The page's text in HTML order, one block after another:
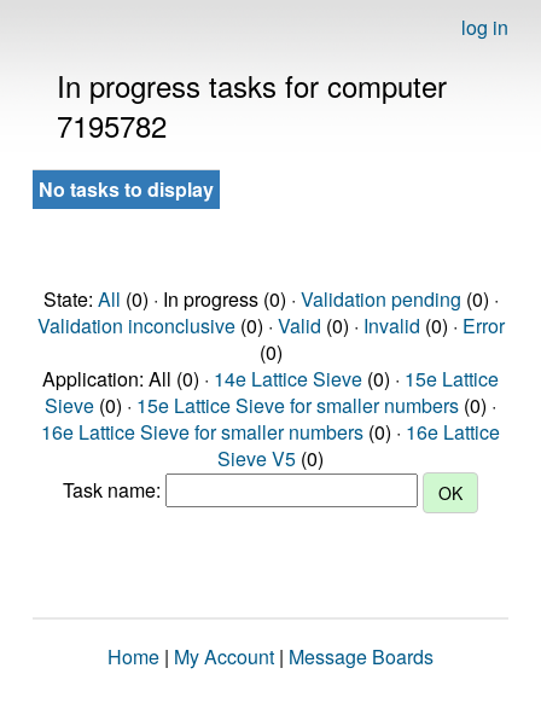
log in
In progress tasks for computer
7195782
No tasks to display
State: All (0) · In progress (0) · Validation pending (0) ·
Validation inconclusive(0) · Valid (0) · Invalid (0) · Error
(0)
Application: All (0) · 14e Lattice Sieve (0) · 15e Lattice
Sieve (0) · 15e Lattice Sieve for smaller numbers (0) ·
16e Lattice Sieve for smaller numbers (0) · 16e Lattice
Sieve V5 (0)
Task name:
Home | My Account | Message Boards